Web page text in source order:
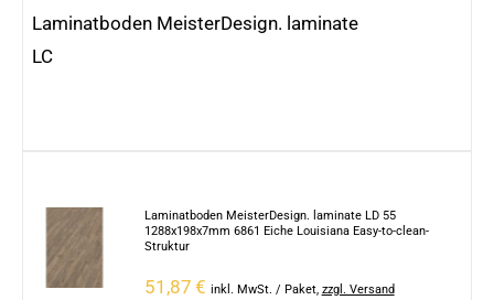
Laminatboden MeisterDesign. laminate
LC
Laminatboden MeisterDesign. laminate LD 55
1288x198x7mm 6861 Eiche Louisiana Easy-to-clean-
Struktur
51,87 € inkl. MwSt. / Paket, zzgl. Versand